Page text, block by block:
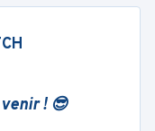
venir ! 😎